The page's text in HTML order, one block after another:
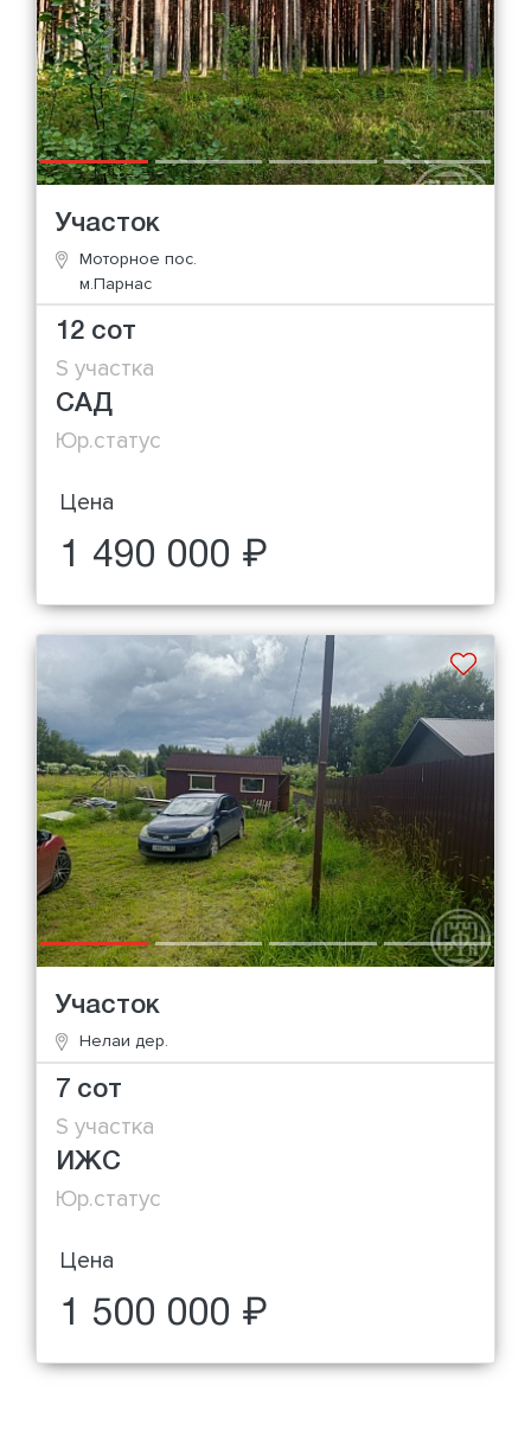
Участок
Моторное пос.
м.Парнас
12 сот
S участка
САД
Юр.статус
Цена
1 490 000 ₽
Участок
Нелаи дер.
7 сот
S участка
ИЖС
Юр.статус
Цена
1 500 000 ₽